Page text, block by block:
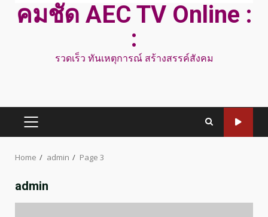
คมชัด AEC TV Online :
:
รวดเร็ว ทันเหตุการณ์ สร้างสรรค์สังคม
PRIMARY
Home admin Page 3
admin